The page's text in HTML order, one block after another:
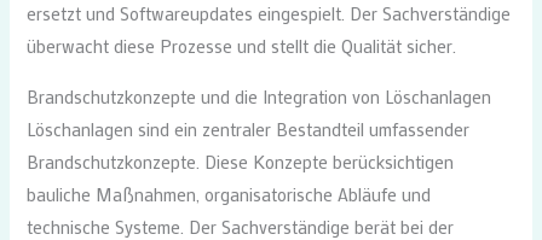
ersetzt und Softwareupdates eingespielt. Der Sachverständige
überwacht diese Prozesse und stellt die Qualität sicher.
Brandschutzkonzepte und die Integration von Löschanlagen
Löschanlagen sind ein zentraler Bestandteil umfassender
Brandschutzkonzepte. Diese Konzepte berücksichtigen
bauliche Maßnahmen, organisatorische Abläufe und
technische Systeme. Der Sachverständige berät bei der